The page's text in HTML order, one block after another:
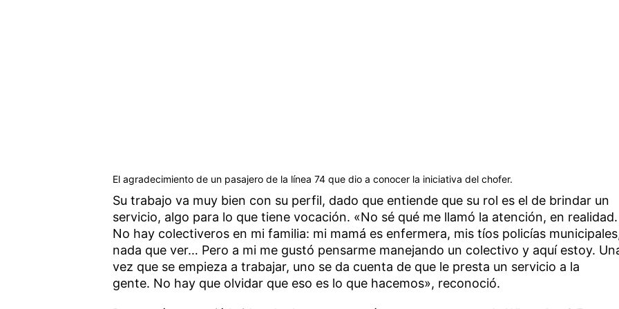
El agradecimiento de un pasajero de la línea 74 que dio a conocer la iniciativa del chofer.
Su trabajo va muy bien con su perfil, dado que entiende que su rol es el de brindar un
servicio, algo para lo que tiene vocación. «No sé qué me llamó la atención, en realidad.
No hay colectiveros en mi familia: mi mamá es enfermera, mis tíos policías
nada que ver… Pero a mi me gustó pensarme manejando un colectivo y aquí estoy.
vez que se empieza a trabajar, uno se da cuenta de que le presta un servicio a la
gente. No hay que olvidar que eso es lo que hacemos», reconoció.